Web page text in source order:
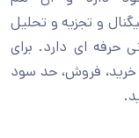
و تجزیه و تحلیل
حرفه ای دارد. برای
خرید، فروش، حد سود